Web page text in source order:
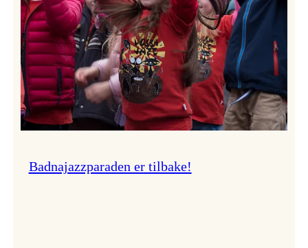
Badnajazzparaden er tilbake!